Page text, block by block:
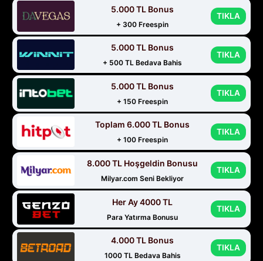
5.000 TL Bonus
+ 300 Freespin
TIKLA
5.000 TL Bonus
+ 500 TL Bedava Bahis
TIKLA
5.000 TL Bonus
+ 150 Freespin
TIKLA
Toplam 6.000 TL Bonus
+ 100 Freespin
TIKLA
8.000 TL Hoşgeldin Bonusu
Milyar.com Seni Bekliyor
TIKLA
Her Ay 4000 TL
Para Yatırma Bonusu
TIKLA
4.000 TL Bonus
1000 TL Bedava Bahis
TIKLA